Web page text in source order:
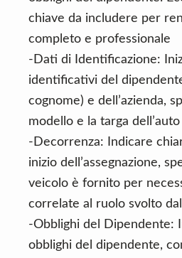
chiave da includere per
completo e professionale
-Dati di Identificazione:
identificativi del
cognome) e dell’azienda,
modello e la targa
-Decorrenza: Indicare
inizio dell’assegnazione,
veicolo è fornito per
correlate al ruolo svolto
-Obblighi del Dipendente:
obblighi del dipendente,